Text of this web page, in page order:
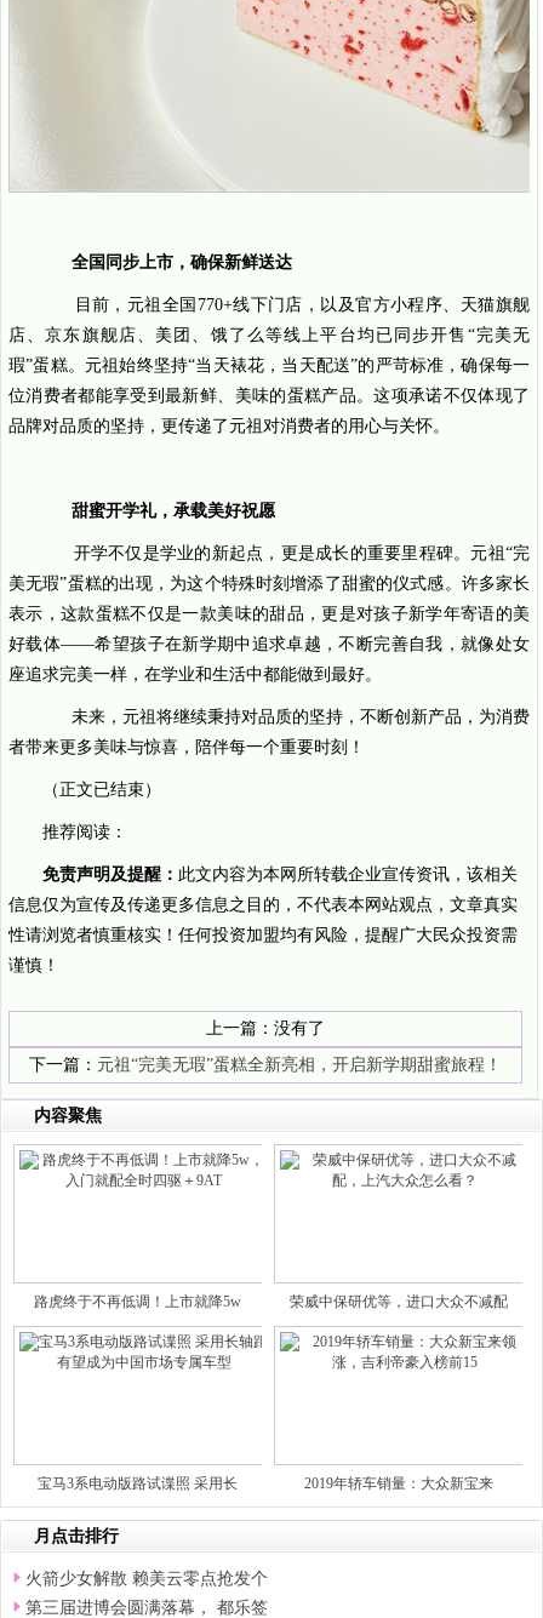
全国同步上市，确保新鲜送达
目前，元祖全国770+线下门店，以及官方小程序、天猫旗舰
店、京东旗舰店、美团、饿了么等线上平台均已同步开售“完美无
瑕”蛋糕。元祖始终坚持“当天裱花，当天配送”的严苛标准，确保每一
位消费者都能享受到最新鲜、美味的蛋糕产品。这项承诺不仅体现了
品牌对品质的坚持，更传递了元祖对消费者的用心与关怀。
甜蜜开学礼，承载美好祝愿
开学不仅是学业的新起点，更是成长的重要里程碑。元祖“完
美无瑕”蛋糕的出现，为这个特殊时刻增添了甜蜜的仪式感。许多家长
表示，这款蛋糕不仅是一款美味的甜品，更是对孩子新学年寄语的美
好载体——希望孩子在新学期中追求卓越，不断完善自我，就像处女
座追求完美一样，在学业和生活中都能做到最好。
未来，元祖将继续秉持对品质的坚持，不断创新产品，为消费
者带来更多美味与惊喜，陪伴每一个重要时刻！
（正文已结束）
推荐阅读：
免责声明及提醒： 此文内容为本网所转载企业宣传资讯，该相关
信息仅为宣传及传递更多信息之目的，不代表本网站观点，文章真实
性请浏览者慎重核实！任何投资加盟均有风险，提醒广大民众投资需
谨慎！
上一篇：没有了
下一篇： 元祖“完美无瑕”蛋糕全新亮相，开启新学期甜蜜旅程！
内容聚焦
路虎终于不再低调！上市就降5w 荣威中保研优等，进口大众不减配
宝马3系电动版路试谍照 采用长 2019年轿车销量：大众新宝来
月点击排行
火箭少女解散 赖美云零点抢发个
第三届进博会圆满落幕， 都乐签